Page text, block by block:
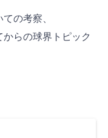
の考察、
らの球界トピック